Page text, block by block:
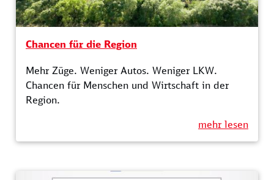
Chancen für die Region
Mehr Züge. Weniger Autos. Weniger LKW.
Chancen für Menschen und Wirtschaft in der
Region.
mehr lesen